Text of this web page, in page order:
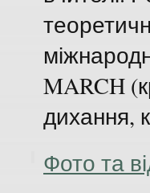
MARCH
дихання,
Фото та